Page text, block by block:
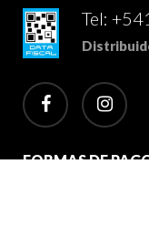
Tel:
facebook instagram
FORMAS DE